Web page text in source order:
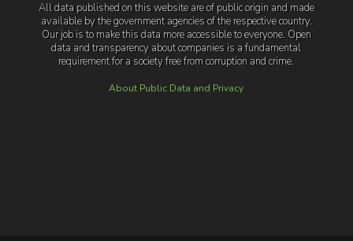
All data published on this website are of public origin and made
available by the government agencies of the respective country.
Our job is to make this data more accessible to everyone. Open
data and transparency about companies is a fundamental
requirement for a society free from corruption and crime.
About Public Data and Privacy